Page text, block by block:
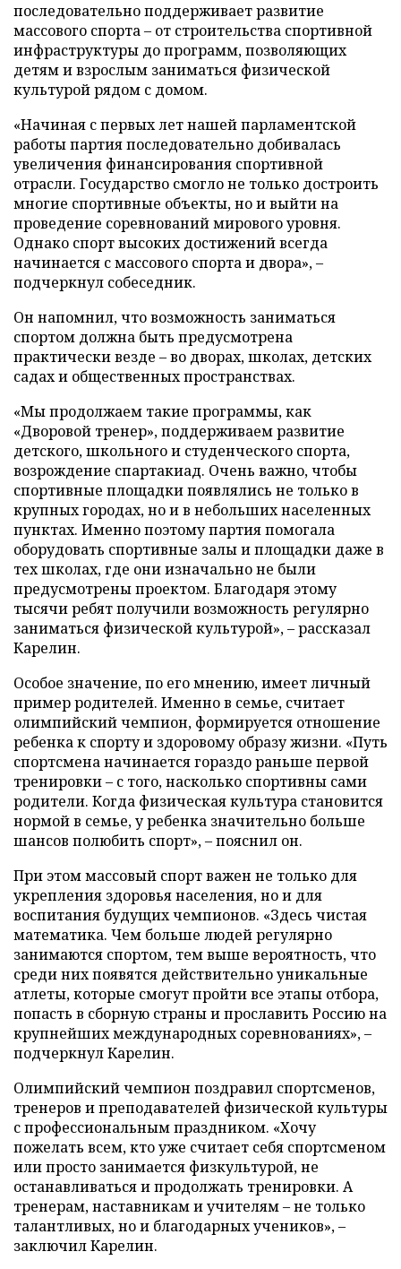
последовательно поддерживает развитие
массового спорта – от строительства спортивной
инфраструктуры до программ, позволяющих
детям и взрослым заниматься физической
культурой рядом с домом.
«Начиная с первых лет нашей парламентской
работы партия последовательно добивалась
увеличения финансирования спортивной
отрасли. Государство смогло не только достроить
многие спортивные объекты, но и выйти на
проведение соревнований мирового уровня.
Однако спорт высоких достижений всегда
начинается с массового спорта и двора», –
подчеркнул собеседник.
Он напомнил, что возможность заниматься
спортом должна быть предусмотрена
практически везде – во дворах, школах, детских
садах и общественных пространствах.
«Мы продолжаем такие программы, как
«Дворовой тренер», поддерживаем развитие
детского, школьного и студенческого спорта,
возрождение спартакиад. Очень важно, чтобы
спортивные площадки появлялись не только в
крупных городах, но и в небольших населенных
пунктах. Именно поэтому партия помогала
оборудовать спортивные залы и площадки даже в
тех школах, где они изначально не были
предусмотрены проектом. Благодаря этому
тысячи ребят получили возможность регулярно
заниматься физической культурой», – рассказал
Карелин.
Особое значение, по его мнению, имеет личный
пример родителей. Именно в семье, считает
олимпийский чемпион, формируется отношение
ребенка к спорту и здоровому образу жизни. «Путь
спортсмена начинается гораздо раньше первой
тренировки – с того, насколько спортивны сами
родители. Когда физическая культура становится
нормой в семье, у ребенка значительно больше
шансов полюбить спорт», – пояснил он.
При этом массовый спорт важен не только для
укрепления здоровья населения, но и для
воспитания будущих чемпионов. «Здесь чистая
математика. Чем больше людей регулярно
занимаются спортом, тем выше вероятность, что
среди них появятся действительно уникальные
атлеты, которые смогут пройти все этапы отбора,
попасть в сборную страны и прославить Россию на
крупнейших международных соревнованиях», –
подчеркнул Карелин.
Олимпийский чемпион поздравил спортсменов,
тренеров и преподавателей физической культуры
с профессиональным праздником. «Хочу
пожелать всем, кто уже считает себя спортсменом
или просто занимается физкультурой, не
останавливаться и продолжать тренировки. А
тренерам, наставникам и учителям – не только
талантливых, но и благодарных учеников», –
заключил Карелин.